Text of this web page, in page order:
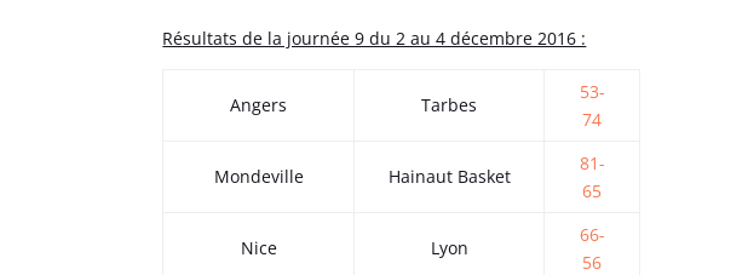
Résultats de la journée 9 du 2 au 4 décembre 2016 :
Angers Tarbes
53-
74
Mondeville Hainaut Basket
81-
65
Nice Lyon
66-
56